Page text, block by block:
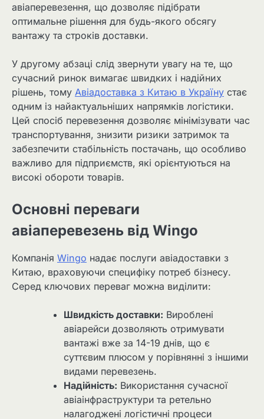
авіаперевезення, що дозволяє підібрати
оптимальне рішення для будь-якого обсягу
вантажу та строків доставки.
У другому абзаці слід звернути увагу на те, що
сучасний ринок вимагає швидких і надійних
рішень, тому Авіадоставка з Китаю в Україну стає
одним із найактуальніших напрямків логістики.
Цей спосіб перевезення дозволяє мінімізувати час
транспортування, знизити ризики затримок та
забезпечити стабільність постачань, що особливо
важливо для підприємств, які орієнтуються на
високі обороти товарів.
Основні переваги
авіаперевезень від Wingo
Компанія Wingo надає послуги авіадоставки з
Китаю, враховуючи специфіку потреб бізнесу.
Серед ключових переваг можна виділити:
Швидкість доставки: Вироблені
авіарейси дозволяють отримувати
вантажі вже за 14-19 днів, що є
суттєвим плюсом у порівнянні з іншими
видами перевезень.
Надійність: Використання сучасної
авіаінфраструктури та ретельно
налагоджені логістичні процеси